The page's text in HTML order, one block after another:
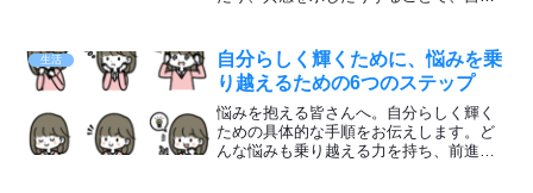
ブな雰囲気で楽しみましょう。
生活
自分らしく輝くために、悩みを乗
り越えるための6つのステップ
悩みを抱える皆さんへ。自分らしく輝く
ための具体的な手順をお伝えします。ど
んな悩みも乗り越える力を持ち、前進す